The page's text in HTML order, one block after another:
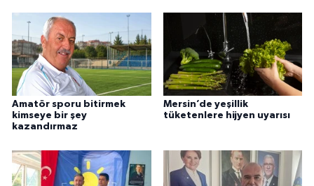
Amatör sporu bitirmek
kimseye bir şey
kazandırmaz
Mersin’de yeşillik
tüketenlere hijyen uyarısı